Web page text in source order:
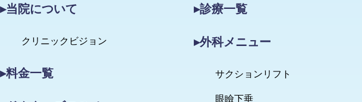
▸当院について
クリニックビジョン
▸料金一覧
▸診療一覧
▸外科メニュー
サクションリフト
眼瞼下垂